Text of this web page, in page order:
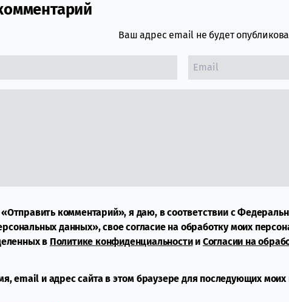
section
Ваш адрес email не будет
комментарий», я даю, в соответствии с
данных», свое согласие на обработку моих
в Политике конфиденциальностии Согласии на
email и адрес сайта в этом браузере для последующих